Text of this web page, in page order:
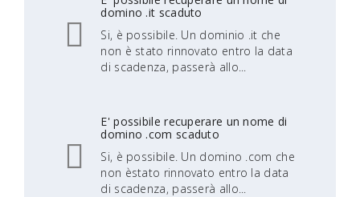
domino .it scaduto
Si, è possibile. Un dominio .it che
non è stato rinnovato entro la data
di scadenza, passerà allo...
E' possibile recuperare un nome di
domino .com scaduto
Si, è possibile. Un domino .com che
non èstato rinnovato entro la data
di scadenza, passerà allo...